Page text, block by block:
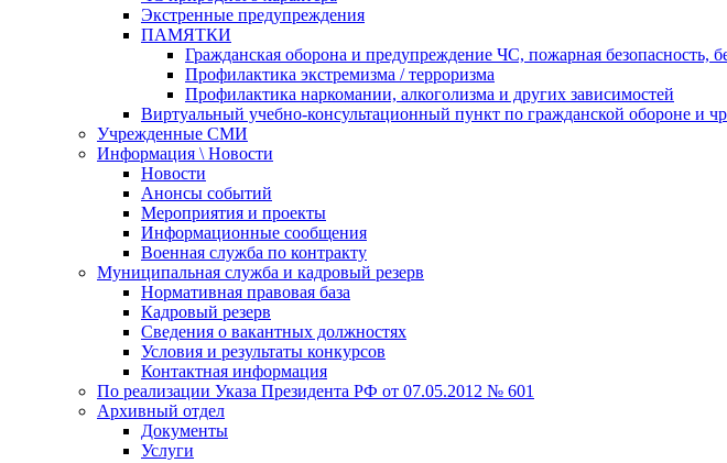
Экстренные предупреждения
ПАМЯТКИ
Гражданская оборона и предупреждение ЧС, пожарная безопасность,
Профилактика экстремизма / терроризма
Профилактика наркомании, алкоголизма и других зависимостей
Виртуальный учебно-консультационный пункт по гражданской обороне и
Учрежденные СМИ
Информация \ Новости
Новости
Анонсы событий
Мероприятия и проекты
Информационные сообщения
Военная служба по контракту
Муниципальная служба и кадровый резерв
Нормативная правовая база
Кадровый резерв
Сведения о вакантных должностях
Условия и результаты конкурсов
Контактная информация
По реализации Указа Президента РФ от 07.05.2012 № 601
Архивный отдел
Документы
Услуги